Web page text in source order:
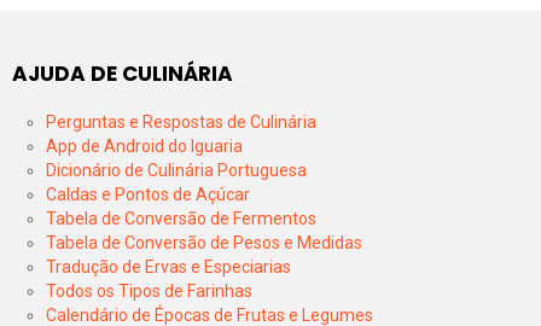
AJUDA DE CULINÁRIA
Perguntas e Respostas de Culinária
App de Android do Iguaria
Dicionário de Culinária Portuguesa
Caldas e Pontos de Açúcar
Tabela de Conversão de Fermentos
Tabela de Conversão de Pesos e Medidas
Tradução de Ervas e Especiarias
Todos os Tipos de Farinhas
Calendário de Épocas de Frutas e Legumes